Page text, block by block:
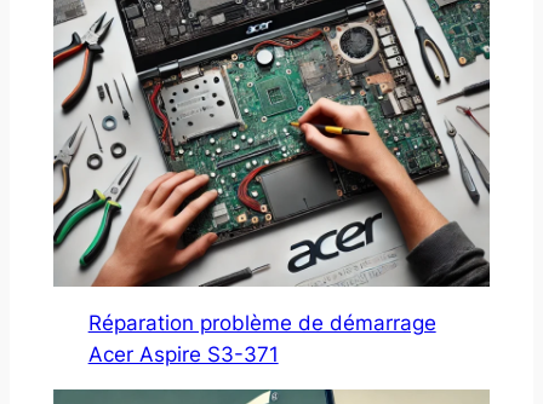
Réparation problème de démarrage
Acer Aspire S3-371